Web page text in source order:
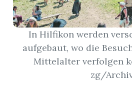
In Hilfikon werden
aufgebaut, wo die
Mittelalter verfolgen
zg/